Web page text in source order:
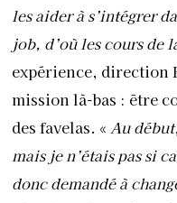
cours tous les jours
tombent dans la
locale Jive, Omar
constate la dure
quotidiennement ses
qui lui donne encore
choses.